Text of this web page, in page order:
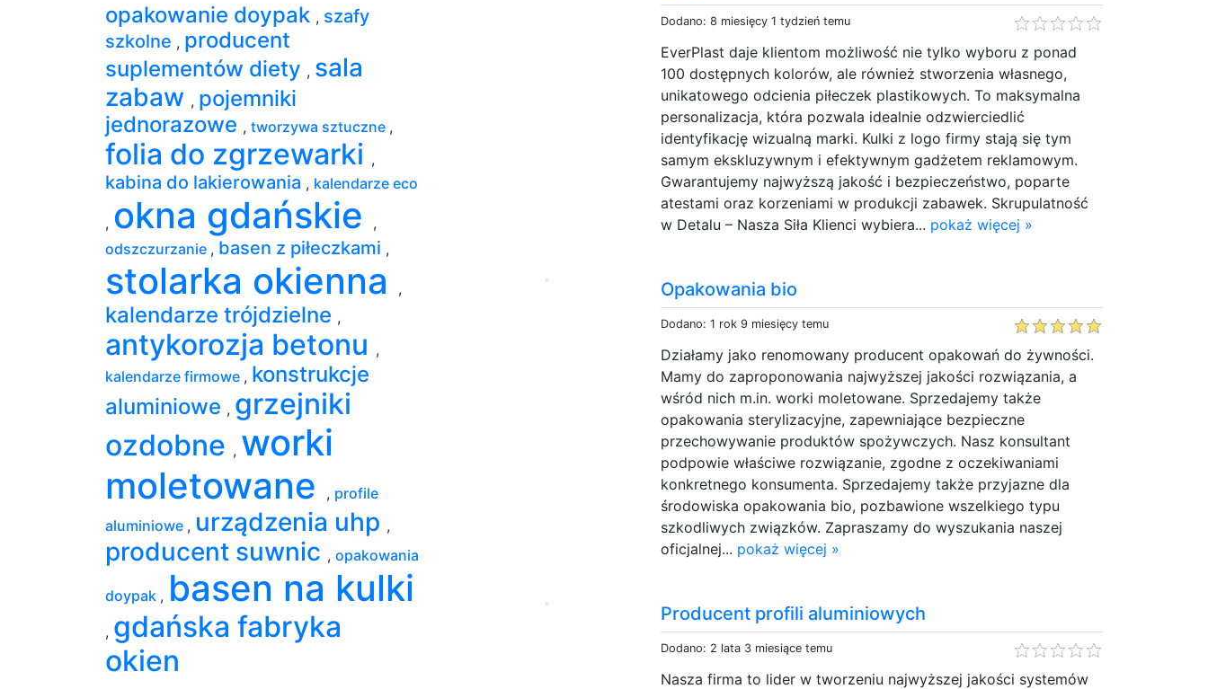
Dodano: 8 miesięcy 1 tydzień temu
EverPlast daje klientom możliwość nie tylko wyboru z ponad
100 dostępnych kolorów, ale również stworzenia własnego,
unikatowego odcienia piłeczek plastikowych. To maksymalna
personalizacja, która pozwala idealnie odzwierciedlić
identyfikację wizualną marki. Kulki z logo firmy stają się tym
samym ekskluzywnym i efektywnym gadżetem reklamowym.
Gwarantujemy najwyższą jakość i bezpieczeństwo, poparte
atestami oraz korzeniami w produkcji zabawek. Skrupulatność
w Detalu – Nasza Siła Klienci wybiera... pokaż więcej »
Opakowania bio
Dodano: 1 rok 9 miesięcy temu
Działamy jako renomowany producent opakowań do żywności.
Mamy do zaproponowania najwyższej jakości rozwiązania, a
wśród nich m.in. worki moletowane. Sprzedajemy także
opakowania sterylizacyjne, zapewniające bezpieczne
przechowywanie produktów spożywczych. Nasz konsultant
podpowie właściwe rozwiązanie, zgodne z oczekiwaniami
konkretnego konsumenta. Sprzedajemy także przyjazne dla
środowiska opakowania bio, pozbawione wszelkiego typu
szkodliwych związków. Zapraszamy do wyszukania naszej
oficjalnej... pokaż więcej »
Producent profili aluminiowych
Dodano: 2 lata 3 miesiące temu
Nasza firma to lider w tworzeniu najwyższej jakości systemów
opakowanie doypak , szafy
szkolne , producent
suplementów diety , sala
zabaw , pojemniki
jednorazowe , tworzywa sztuczne ,
folia do zgrzewarki ,
kabina do lakierowania , kalendarze eco
, okna gdańskie
,
odszczurzanie , basen z piłeczkami ,
stolarka okienna ,
kalendarze trójdzielne ,
antykorozja betonu ,
kalendarze firmowe , konstrukcje
aluminiowe , grzejniki
ozdobne , worki
moletowane
, profile
aluminiowe , urządzenia uhp ,
producent suwnic , opakowania
doypak , basen na kulki
, gdańska fabryka
okien